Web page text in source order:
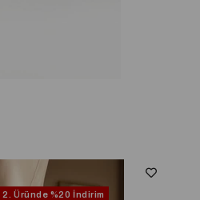
2. Üründe %20 İndirim